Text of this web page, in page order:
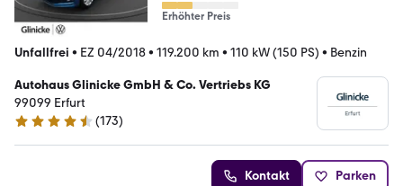
Erhöhter Preis
Unfallfrei • EZ 04/2018• 119.200 km • 110 kW (150 PS) • Benzin
Autohaus Glinicke GmbH & Co. Vertriebs KG
99099 Erfurt
4.4 Sterne
(173)
Kontakt Parken